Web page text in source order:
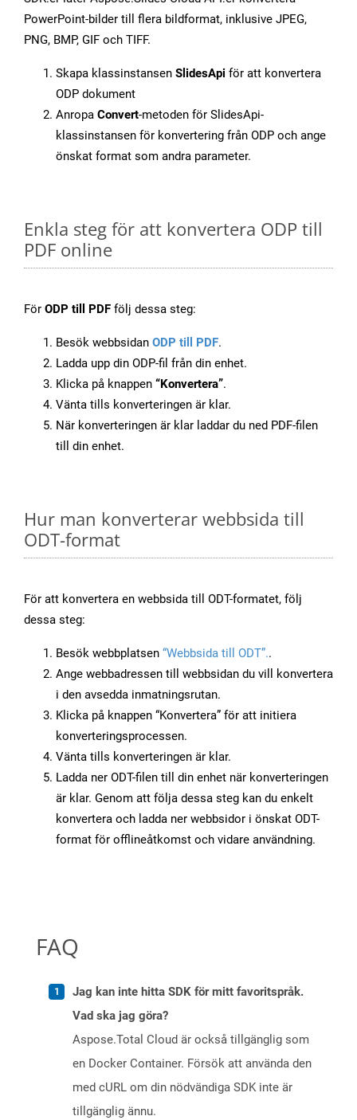
PowerPoint-bilder till flera bildformat, inklusive JPEG,
PNG, BMP, GIF och TIFF.
Skapa klassinstansen SlidesApi för att konvertera
ODP dokument
Anropa Convert-metoden för SlidesApi-
klassinstansen för konvertering från ODP och ange
önskat format som andra parameter.
Enkla steg för att konvertera ODP till
PDF online
För ODP till PDF följ dessa steg:
Besök webbsidan ODP till PDF.
Ladda upp din ODP-fil från din enhet.
Klicka på knappen “Konvertera”.
Vänta tills konverteringen är klar.
När konverteringen är klar laddar du ned PDF-filen
till din enhet.
Hur man konverterar webbsida till
ODT-format
För att konvertera en webbsida till ODT-formatet, följ
dessa steg:
Besök webbplatsen “Webbsida till ODT”..
Ange webbadressen till webbsidan du vill konvertera
i den avsedda inmatningsrutan.
Klicka på knappen “Konvertera” för att initiera
konverteringsprocessen.
Vänta tills konverteringen är klar.
Ladda ner ODT-filen till din enhet när konverteringen
är klar. Genom att följa dessa steg kan du enkelt
konvertera och ladda ner webbsidor i önskat ODT-
format för offlineåtkomst och vidare användning.
FAQ
Jag kan inte hitta SDK för mitt favoritspråk.
Vad ska jag göra?
Aspose.Total Cloud är också tillgänglig som
en Docker Container. Försök att använda den
med cURL om din nödvändiga SDK inte är
tillgänglig ännu.